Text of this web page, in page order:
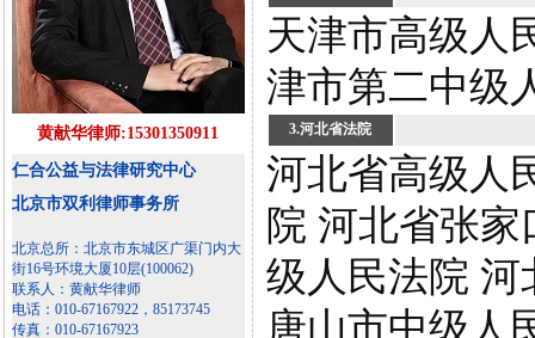
黄献华律师:15301350911
仁合公益与法律研究中心
北京市双利律师事务所
北京总所：北京市东城区广渠门内大
街16号环境大厦10层(100062)
联系人：黄献华律师
电话：010-67167922，85173745
传真：010-67167923
天津市高级人
津市第二中级
3.河北省法院
河北省高级人
院 河北省张
级人民法院 河
唐山市中级人